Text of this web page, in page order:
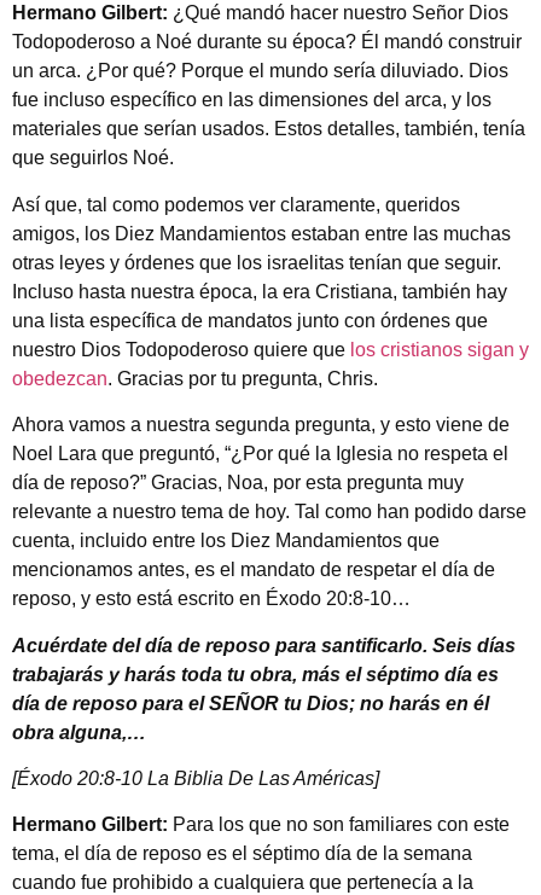
Hermano Gilbert: ¿Qué mandó hacer nuestro Señor Dios
Todopoderoso a Noé durante su época? Él mandó construir
un arca. ¿Por qué? Porque el mundo sería diluviado. Dios
fue incluso específico en las dimensiones del arca, y los
materiales que serían usados. Estos detalles, también, tenía
que seguirlos Noé.
Así que, tal como podemos ver claramente, queridos
amigos, los Diez Mandamientos estaban entre las muchas
otras leyes y órdenes que los israelitas tenían que seguir.
Incluso hasta nuestra época, la era Cristiana, también hay
una lista específica de mandatos junto con órdenes que
nuestro Dios Todopoderoso quiere que los cristianos sigan y
obedezcan. Gracias por tu pregunta, Chris.
Ahora vamos a nuestra segunda pregunta, y esto viene de
Noel Lara que preguntó, “¿Por qué la Iglesia no respeta el
día de reposo?” Gracias, Noa, por esta pregunta muy
relevante a nuestro tema de hoy. Tal como han podido darse
cuenta, incluido entre los Diez Mandamientos que
mencionamos antes, es el mandato de respetar el día de
reposo, y esto está escrito en Éxodo 20:8-10…
Acuérdate del día de reposo para santificarlo. Seis días
trabajarás y harás toda tu obra, más el séptimo día es
día de reposo para el SEÑOR tu Dios; no harás en él
obra alguna,…
[Éxodo 20:8-10 La Biblia De Las Américas]
Hermano Gilbert: Para los que no son familiares con este
tema, el día de reposo es el séptimo día de la semana
cuando fue prohibido a cualquiera que pertenecía a la